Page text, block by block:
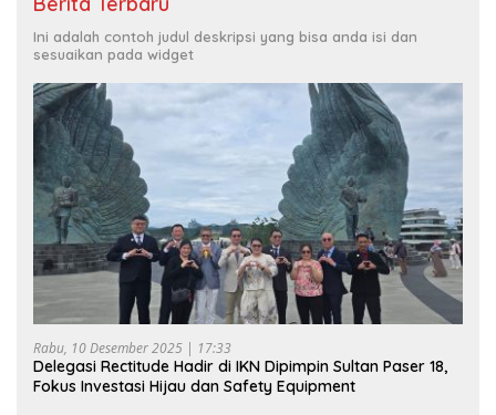
Ini adalah contoh judul deskripsi yang bisa anda isi dan
sesuaikan pada widget
Rabu, 10 Desember 2025 | 17:33
Delegasi Rectitude Hadir di IKN Dipimpin Sultan Paser 18,
Fokus Investasi Hijau dan Safety Equipment